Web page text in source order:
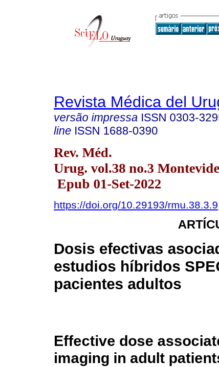
Revista Médica del
versão impressa ISSN 0303-
line ISSN 1688-0390
Rev. Méd.
Urug. vol.38 no.3
Epub 01-Set-2022
https://doi.org/10.29193/rmu.38.3.9
Dosis efectivas
estudios híbridos
pacientes adultos
Effective dose
imaging in adult